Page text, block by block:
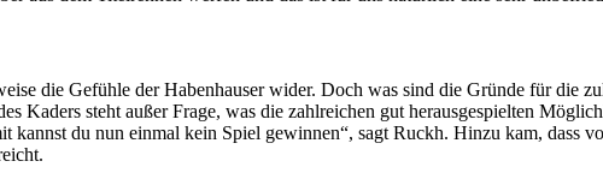
die Gefühle der Habenhauser wider. Doch was sind die Gründe für die
Kaders steht außer Frage, was die zahlreichen gut herausgespielten
kannst du nun einmal kein Spiel gewinnen“, sagt Ruckh. Hinzu kam, dass